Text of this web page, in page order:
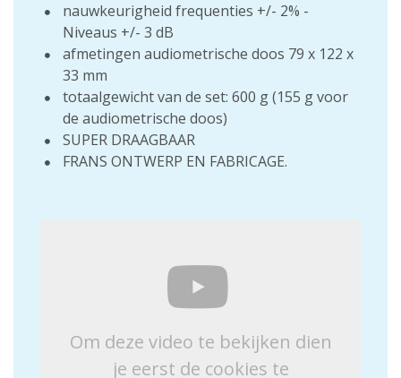
nauwkeurigheid frequenties +/- 2% -
Niveaus +/- 3 dB
afmetingen audiometrische doos 79 x 122 x
33 mm
totaalgewicht van de set: 600 g (155 g voor
de audiometrische doos)
SUPER DRAAGBAAR
FRANS ONTWERP EN FABRICAGE.
Om deze video te bekijken dien
je eerst de cookies te